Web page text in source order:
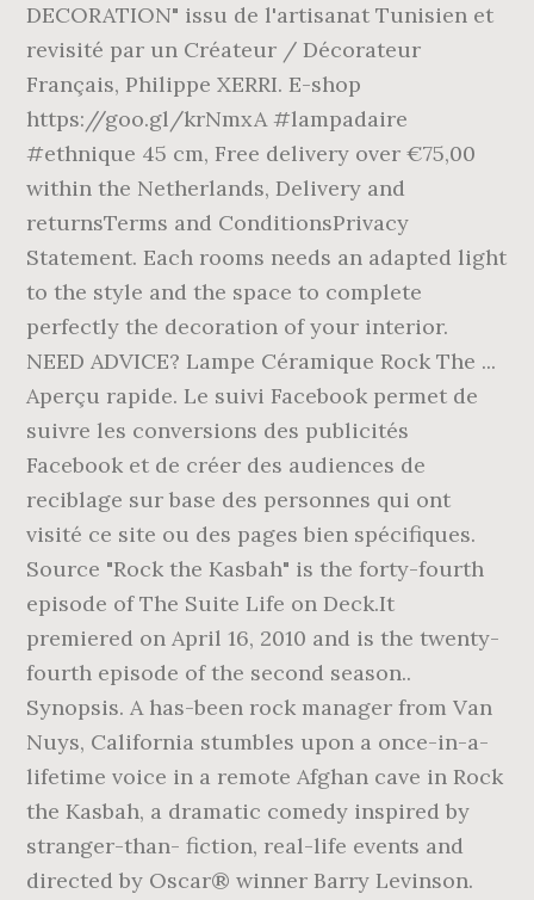
DECORATION" issu de l'artisanat Tunisien et
revisité par un Créateur / Décorateur
Français, Philippe XERRI. E-shop
https://goo.gl/krNmxA #lampadaire
#ethnique 45 cm, Free delivery over €75,00
within the Netherlands, Delivery and
returnsTerms and ConditionsPrivacy
Statement. Each rooms needs an adapted light
to the style and the space to complete
perfectly the decoration of your interior.
NEED ADVICE? Lampe Céramique Rock The ...
Aperçu rapide. Le suivi Facebook permet de
suivre les conversions des publicités
Facebook et de créer des audiences de
reciblage sur base des personnes qui ont
visité ce site ou des pages bien spécifiques.
Source "Rock the Kasbah" is the forty-fourth
episode of The Suite Life on Deck.It
premiered on April 16, 2010 and is the twenty-
fourth episode of the second season..
Synopsis. A has-been rock manager from Van
Nuys, California stumbles upon a once-in-a-
lifetime voice in a remote Afghan cave in Rock
the Kasbah, a dramatic comedy inspired by
stranger-than- fiction, real-life events and
directed by Oscar® winner Barry Levinson.